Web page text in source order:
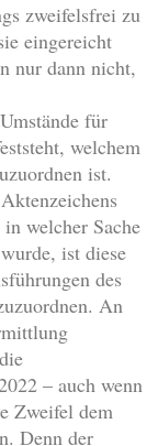
zweifelsfrei zu
eingereicht
nur dann nicht,
für
welchem
ist.
welcher Sache
ist diese
des
An
– auch wenn
Zweifel dem
Denn der